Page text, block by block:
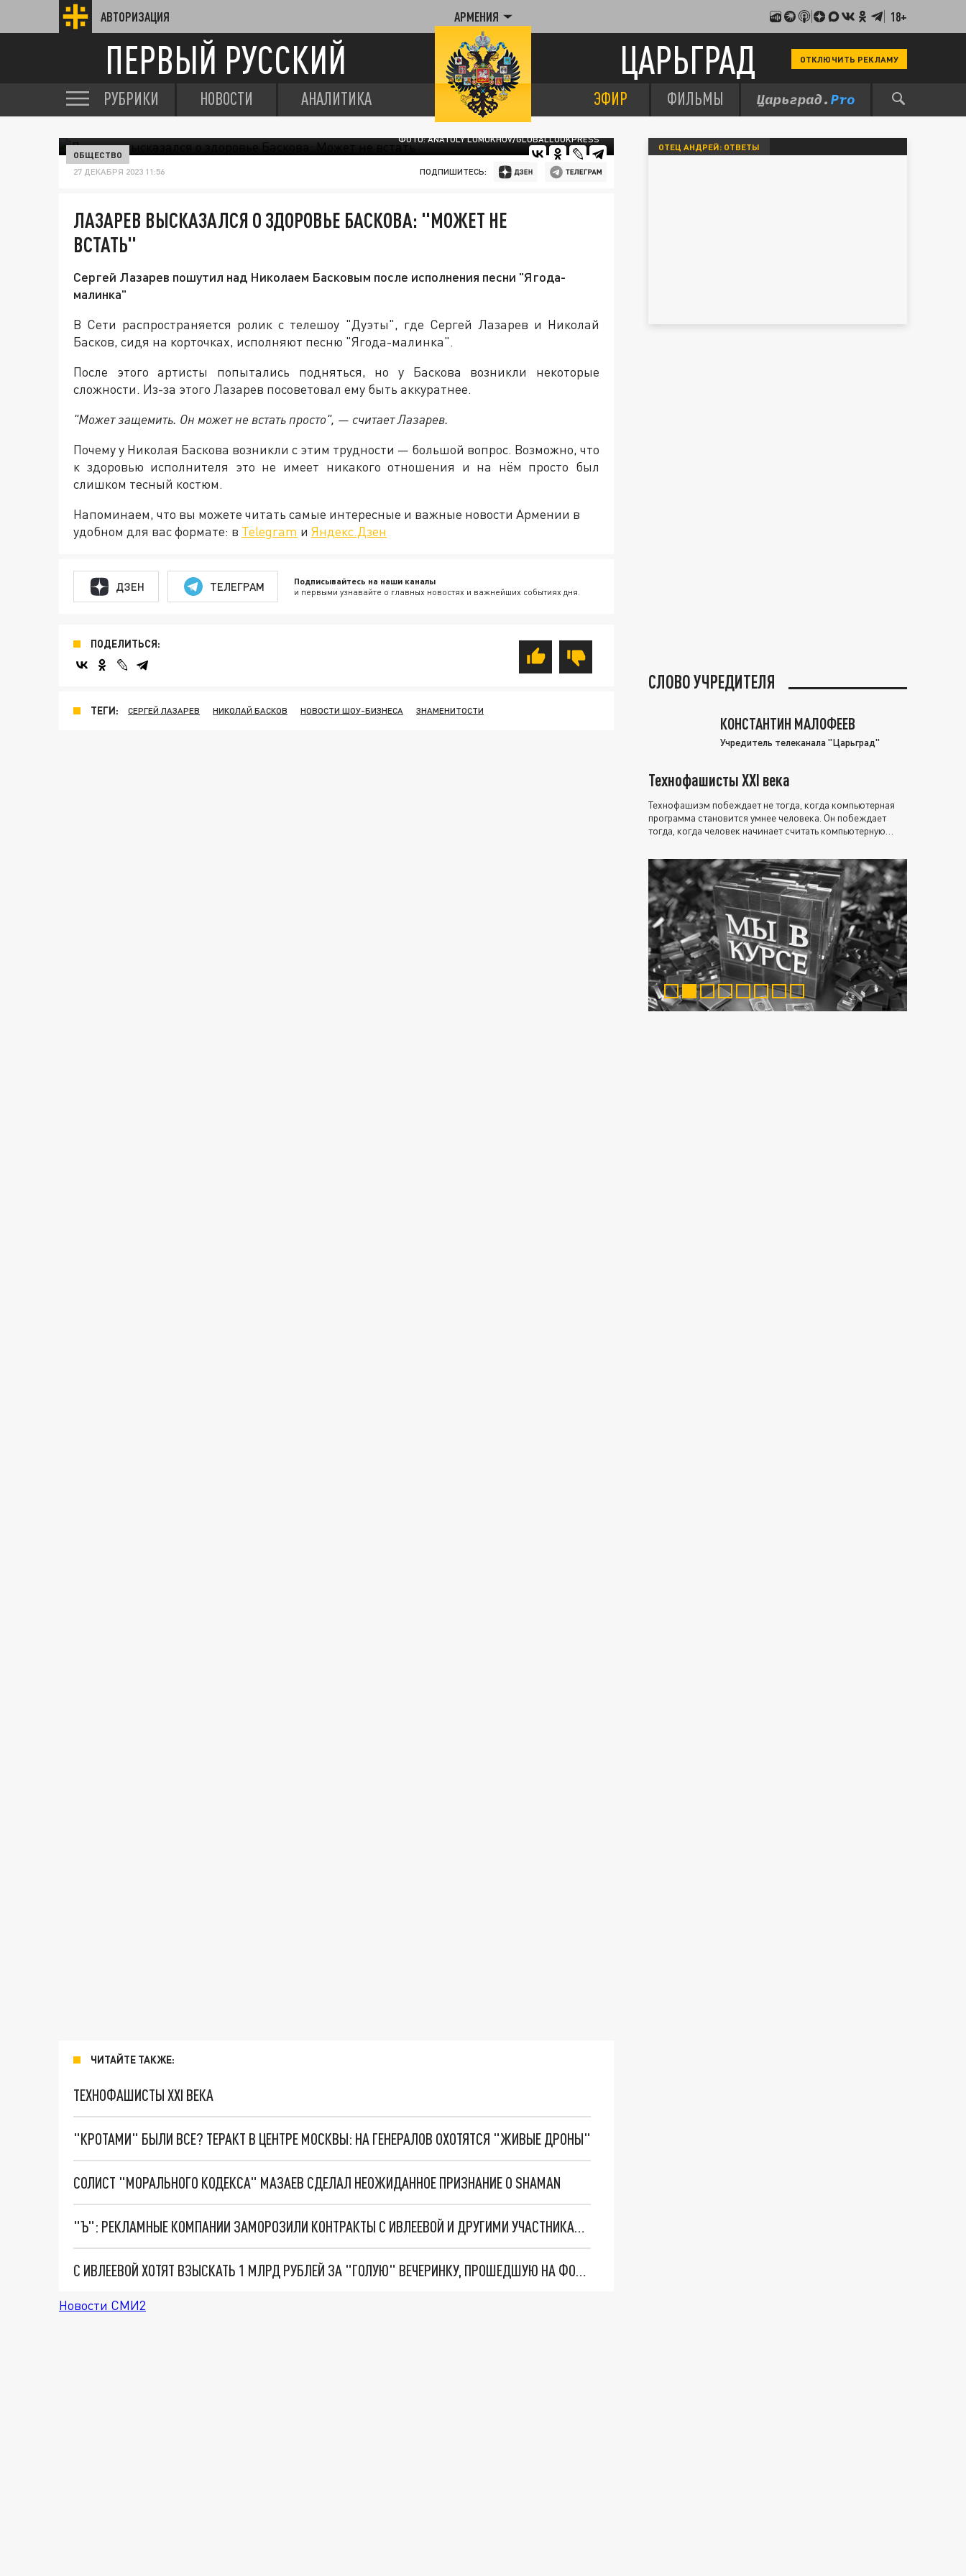
АВТОРИЗАЦИЯ АРМЕНИЯ 18+
ПЕРВЫЙ РУССКИЙ ЦАРЬГРАД ОТКЛЮЧИТЬ РЕКЛАМУ
РУБРИКИ НОВОСТИ АНАЛИТИКА ЭФИР ФИЛЬМЫ
ФОТО: ANATOLY LOMOKHOV/GLOBALLOOKPRESS
ОБЩЕСТВО
27 ДЕКАБРЯ 2023 11:56 ПОДПИШИТЕСЬ:
ЛАЗАРЕВ ВЫСКАЗАЛСЯ О ЗДОРОВЬЕ БАСКОВА: "МОЖЕТ НЕ
ВСТАТЬ"
Сергей Лазарев пошутил над Николаем Басковым после исполнения песни "Ягода-
малинка"
В Сети распространяется ролик с телешоу "Дуэты", где Сергей Лазарев и Николай
Басков, сидя на корточках, исполняют песню "Ягода-малинка".
После этого артисты попытались подняться, но у Баскова возникли некоторые
сложности. Из-за этого Лазарев посоветовал ему быть аккуратнее.
"Может защемить. Он может не встать просто", — считает Лазарев.
Почему у Николая Баскова возникли с этим трудности — большой вопрос. Возможно, что
к здоровью исполнителя это не имеет никакого отношения и на нём просто был
слишком тесный костюм.
Напоминаем, что вы можете читать самые интересные и важные новости Армении в
удобном для вас формате: в Telegram и Яндекс.Дзен
ДЗЕН ТЕЛЕГРАМ Подписывайтесь на наши каналы
и первыми узнавайте о главных новостях и важнейших событиях дня.
ПОДЕЛИТЬСЯ:
ТЕГИ: СЕРГЕЙ ЛАЗАРЕВ НИКОЛАЙ БАСКОВ НОВОСТИ ШОУ-БИЗНЕСА ЗНАМЕНИТОСТИ
ЧИТАЙТЕ ТАКЖЕ:
ТЕХНОФАШИСТЫ XXI ВЕКА
"КРОТАМИ" БЫЛИ ВСЕ? ТЕРАКТ В ЦЕНТРЕ МОСКВЫ: НА ГЕНЕРАЛОВ ОХОТЯТСЯ "ЖИВЫЕ ДРОНЫ"
СОЛИСТ "МОРАЛЬНОГО КОДЕКСА" МАЗАЕВ СДЕЛАЛ НЕОЖИДАННОЕ ПРИЗНАНИЕ О SHAMAN
"Ъ": РЕКЛАМНЫЕ КОМПАНИИ ЗАМОРОЗИЛИ КОНТРАКТЫ С ИВЛЕЕВОЙ И ДРУГИМИ УЧАСТНИКАМИ "ГОЛОЙ" ВЕЧЕРИНКИ
С ИВЛЕЕВОЙ ХОТЯТ ВЗЫСКАТЬ 1 МЛРД РУБЛЕЙ ЗА "ГОЛУЮ" ВЕЧЕРИНКУ, ПРОШЕДШУЮ НА ФОНЕ СВО
Новости СМИ2
ОТЕЦ АНДРЕЙ: ОТВЕТЫ
СЛОВО УЧРЕДИТЕЛЯ
КОНСТАНТИН МАЛОФЕЕВ
Учредитель телеканала "Царьград"
Технофашисты XXI века
Технофашизм побеждает не тогда, когда компьютерная
программа становится умнее человека. Он побеждает
тогда, когда человек начинает считать компьютерную